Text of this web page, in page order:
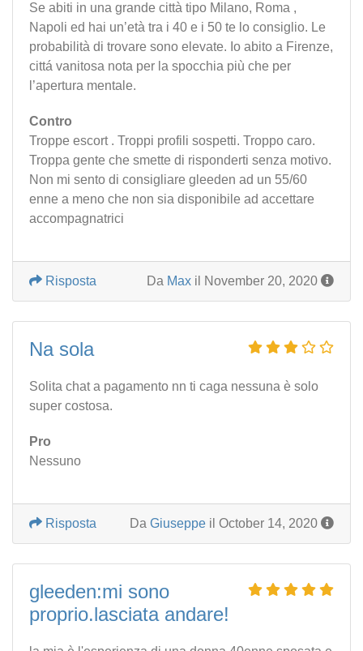
Se abiti in una grande città tipo Milano, Roma ,
Napoli ed hai un’età tra i 40 e i 50 te lo consiglio. Le
probabilità di trovare sono elevate. Io abito a Firenze,
cittá vanitosa nota per la spocchia più che per
l’apertura mentale.
Contro
Troppe escort . Troppi profili sospetti. Troppo caro.
Troppa gente che smette di risponderti senza motivo.
Non mi sento di consigliare gleeden ad un 55/60
enne a meno che non sia disponibile ad accettare
accompagnatrici
Da Max il November 20, 2020
Risposta
Na sola
Solita chat a pagamento nn ti caga nessuna è solo
super costosa.
Pro
Nessuno
Da Giuseppe il October 14, 2020
Risposta
gleeden:mi sono
proprio.lasciata andare!